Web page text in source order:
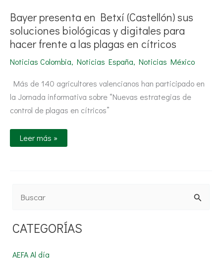
Bayer presenta en Betxí (Castellón) sus
soluciones biológicas y digitales para
hacer frente a las plagas en cítricos
Noticias Colombia, Noticias España, Noticias México
Más de 140 agricultores valencianos han participado en
la Jornada informativa sobre “Nuevas estrategias de
control de plagas en cítricos”
(Castellón)
sus
soluciones
biológicas
y
digitales
para
frente
las
plagas
en
Leer más »
s
CATEGORÍAS
AEFA Al día